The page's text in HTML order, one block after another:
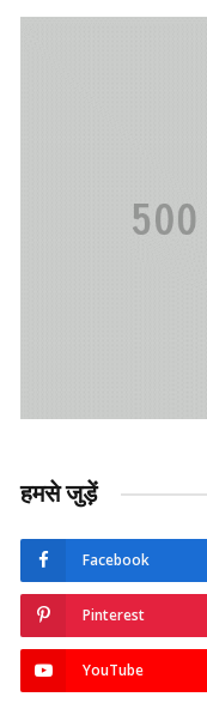
हमसे जुड़ें
Facebook
Pinterest
YouTube